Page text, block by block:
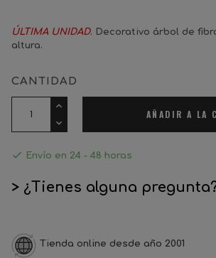
ÚLTIMA UNIDAD. Decorativo árbol de
altura.
CANTIDAD
AÑADIR A LA
 Envío en 24 - 48 horas
> ¿Tienes alguna
Tienda online desde año 2001